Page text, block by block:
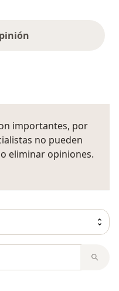
importantes, por
no pueden
eliminar opiniones.